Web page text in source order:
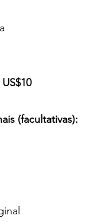
(facultativas):